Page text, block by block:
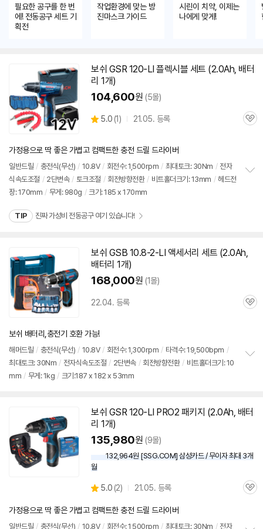
필요한 공구를 한 번
에! 전동공구 세트 기
획전
작업환경에 맞는 방
진마스크 가이드
시린이 치약, 이제는
나에게 맞게!
보쉬 GSR 120-LI 플렉시블 세트 (2.0Ah, 배터
리 1개)
104,600원 (5몰)
별
5.0 (상
1) 21.05. 등록
관
가정용으로 딱 좋은 가볍고 컴팩트한 충전 드릴 드라이버
일반드릴 / 충전식(무선) / 10.8V / 회전수: 1,500rpm / 최대토크: 30Nm / 전자
식속도조절 / 2단변속 / 토크조절 / 회전방향전환 / 비트홀더크기: 13mm / 헤드전
장: 170mm / 무게: 980g / 크기: 185 x 170mm
TIP 진짜 가성비 전동공구 여기 있습니다!
보쉬 GSB 10.8-2-LI 액세서리 세트 (2.0Ah,
배터리 1개)
168,000원 (1몰)
22.04. 등록
관
보쉬 배터리,충전기 호환 가능!
해머드릴 / 충전식(무선) / 10.8V / 회전수: 1,300rpm / 타격수: 19,500bpm /
최대토크: 30Nm / 전자식속도조절 / 2단변속 / 회전방향전환 / 비트홀더크기: 10
mm / 무게: 1kg / 크기:187 x 182 x 53mm
기
보쉬 GSR 120-LI PRO2 패키지 (2.0Ah, 배터
리 1개)
135,980원 (9몰)
132,964원 [SSG.COM] 삼성카드 / 무이자 최대 3개
월
별
점
5.0 (상
리
뷰
2) 21.05. 등록
관
가정용으로 딱 좋은 가볍고 컴팩트한 충전 드릴 드라이버
일반드릴 / 충전식(무선) / 10.8V / 회전수: 1,500rpm / 최대토크: 30Nm / 전자